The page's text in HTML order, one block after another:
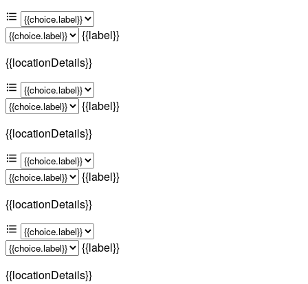
{{label}}
{{locationDetails}}
{{label}}
{{locationDetails}}
{{label}}
{{locationDetails}}
{{label}}
{{locationDetails}}